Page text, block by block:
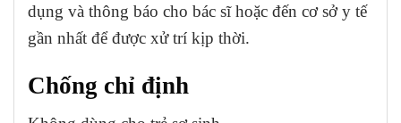
dụng và thông báo cho bác sĩ hoặc đến cơ sở y tế
gần nhất để được xử trí kịp thời.
Chống chỉ định